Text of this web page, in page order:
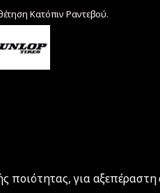
Κατόπιν Ραντεβού.
ποιότητας, για